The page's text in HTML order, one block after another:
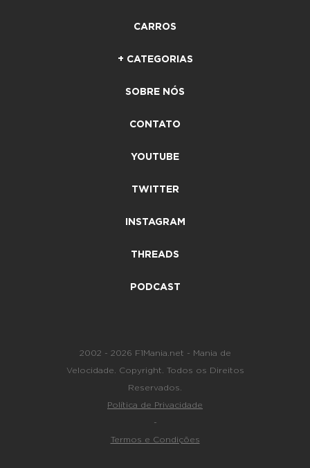
CARROS
+ CATEGORIAS
SOBRE NÓS
CONTATO
YOUTUBE
TWITTER
INSTAGRAM
THREADS
PODCAST
2002 - 2026 F1Mania.net - Mania de
Velocidade. Copyright. Todos os Direitos
Reservados.
Política de Privacidade
-
Termos e Condições